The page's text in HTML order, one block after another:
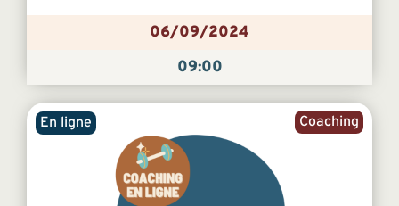
06/09/2024
09:00
Coaching
En ligne